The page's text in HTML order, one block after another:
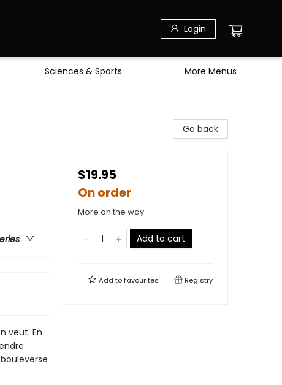
Login
Sciences & Sports More Menus
veut. En
Go back
$19.95
On order
More on the way
Add to cart
Add tofavourites Registry